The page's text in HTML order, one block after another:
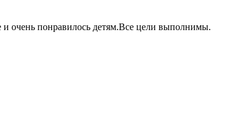
и очень понравилось детям.Все цели выполнимы.